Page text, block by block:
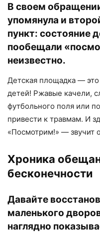
В своем
упомянула и
пункт: состояние
пообещали
неизвестно.
Детская площадка —
детей! Ржавые качели,
футбольного поля или
привести к травмам. И
«Посмотрим!» — звучит
Хроника
бесконечности
Давайте
маленького
наглядно